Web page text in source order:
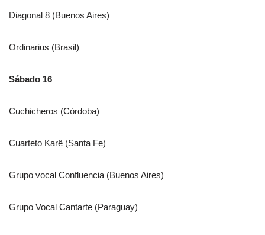
Diagonal 8 (Buenos Aires)
Ordinarius (Brasil)
Sábado 16
Cuchicheros (Córdoba)
Cuarteto Karê (Santa Fe)
Grupo vocal Confluencia (Buenos Aires)
Grupo Vocal Cantarte (Paraguay)